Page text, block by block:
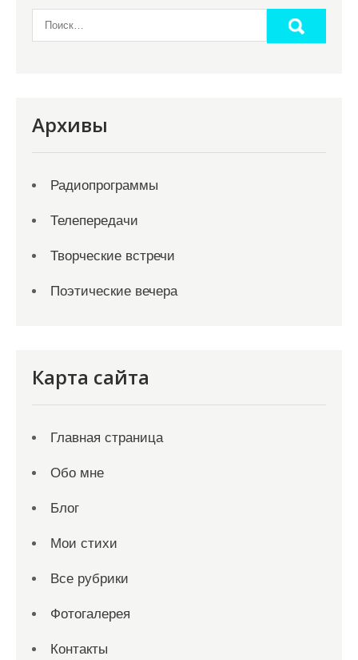
Архивы
Радиопрограммы
Телепередачи
Творческие встречи
Поэтические вечера
Карта сайта
Главная страница
Обо мне
Блог
Мои стихи
Все рубрики
Фотогалерея
Контакты